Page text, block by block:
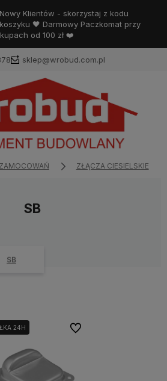
Klientów - skorzystaj z kodu
🖤 Darmowy Paczkomat przy
od 100 zł ❤️
sklep@wrobud.com.pl
ZŁĄCZA CIESIELSKIE
SB
SB
24H Do ulubionych